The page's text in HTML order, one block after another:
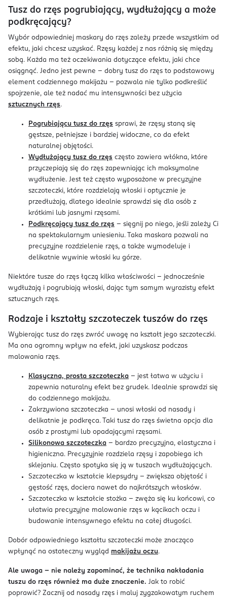
Tusz do rzęs pogrubiający, wydłużający a może
podkręcający?
Wybór odpowiedniej maskary do rzęs zależy przede wszystkim od
efektu, jaki chcesz uzyskać. Rzęsy każdej z nas różnią się między
sobą. Każda ma też oczekiwania dotyczące efektu, jaki chce
osiągnąć. Jedno jest pewne - dobry tusz do rzęs to podstawowy
element codziennego makijażu – pozwala nie tylko podkreślić
spojrzenie, ale też nadać mu intensywności bez użycia
sztucznych rzęs.
Pogrubiającu tusz do rzęs sprawi, że rzęsy staną się
gęstsze, pełniejsze i bardziej widoczne, co da efekt
naturalnej objętości.
Wydłużający tusz do rzęs często zawiera włókna, które
przyczepiają się do rzęs zapewniając ich maksymalne
wydłużenie. Jest też często wyposażone w precyzyjne
szczoteczki, które rozdzielają włoski i optycznie je
przedłużają, dlatego idealnie sprawdzi się dla osób z
krótkimi lub jasnymi rzęsami.
Podkręcający tusz do rzęs – sięgnij po niego, jeśli zależy Ci
na spektakularnym uniesieniu. Taka maskara pozwali na
precyzyjne rozdzielenie rzęs, a także wymodeluje i
delikatnie wywinie włoski ku górze.
Niektóre tusze do rzęs łączą kilka właściwości – jednocześnie
wydłużają i pogrubiają włoski, dając tym samym wyrazisty efekt
sztucznych rzęs.
Rodzaje i kształty szczoteczek tuszów do rzęs
Wybierając tusz do rzęs zwróć uwagę na kształt jego szczoteczki.
Ma ona ogromny wpływ na efekt, jaki uzyskasz podczas
malowania rzęs.
Klasyczna, prosta szczoteczka – jest łatwa w użyciu i
zapewnia naturalny efekt bez grudek. Idealnie sprawdzi się
do codziennego makijażu.
Zakrzywiona szczoteczka – unosi włoski od nasady i
delikatnie je podkręca. Taki tusz do rzęs świetna opcja dla
osób z prostymi lub opadającymi rzęsami.
Silikonowa szczoteczka – bardzo precyzyjna, elastyczna i
higieniczna. Precyzyjnie rozdziela rzęsy i zapobiega ich
sklejaniu. Często spotyka się ją w tuszach wydłużających.
Szczoteczka w kształcie klepsydry – zwiększa objętość i
gęstość rzęs, dociera nawet do najkrótszych włosków.
Szczoteczka w kształcie stożka – zwęża się ku końcowi, co
ułatwia precyzyjne malowanie rzęs w kącikach oczu i
budowanie intensywnego efektu na całej długości.
Dobór odpowiedniego kształtu szczoteczki może znacząco
wpłynąć na ostateczny wygląd makijażu oczu.
Ale uwaga – nie należy zapominać, że technika nakładania
tuszu do rzęs również ma duże znaczenie. Jak to robić
poprawić? Zacznij od nasady rzęs i maluj zygzakowatym ruchem